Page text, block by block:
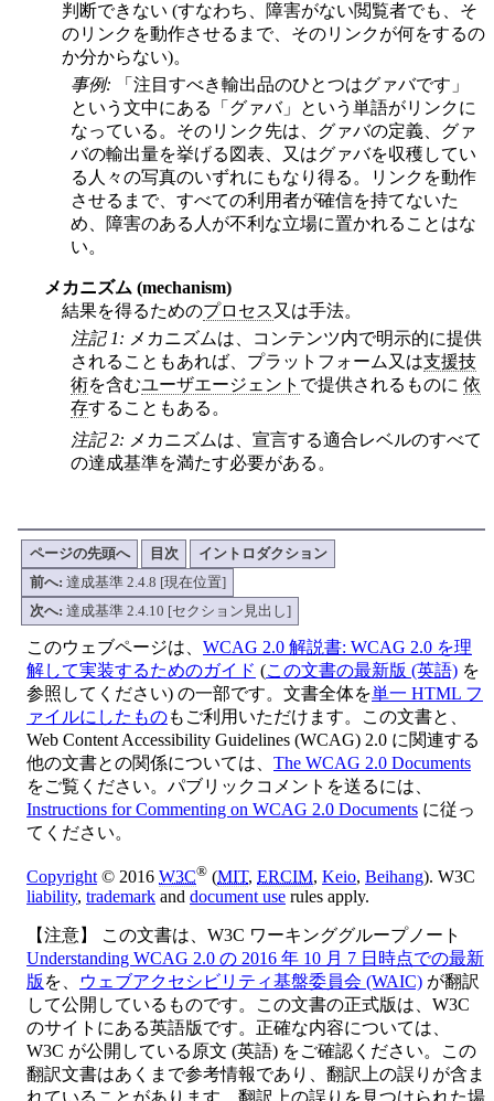
判断できない (すなわち、障害がない閲覧者でも、そ
のリンクを動作させるまで、そのリンクが何をするの
か分からない)。
事例:
「注目すべき輸出品のひとつはグァバです」
という文中にある「グァバ」という単語がリンクに
なっている。そのリンク先は、グァバの定義、グァ
バの輸出量を挙げる図表、又はグァバを収穫してい
る人々の写真のいずれにもなり得る。リンクを動作
させるまで、すべての利用者が確信を持てないた
め、障害のある人が不利な立場に置かれることはな
い。
メカニズム (mechanism)
結果を得るためのプロセス 又は手法。
注記 1: メカニズムは、コンテンツ内で明示的に提供
されることもあれば、プラットフォーム又は支援技
術を含むユーザエージェント で提供されるものに 依
存することもある。
注記 2: メカニズムは、宣言する適合レベルのすべて
の達成基準を満たす必要がある。
ページの先頭へ 目次
イントロダクション
前へ: 達成基準 2.4.8 [現在位置]
次へ: 達成基準 2.4.10 [セクション見出し]
このウェブページは、 WCAG 2.0 解説書: WCAG 2.0 を理
解して実装するためのガイド (この文書の最新版 (英語) を
参照してください) の一部です。文書全体を単一 HTML フ
ァイルにしたものもご利用いただけます。この文書と、
Web Content Accessibility Guidelines (WCAG) 2.0 に関連する
他の文書との関係については、 The WCAG 2.0 Documents
をご覧ください。パブリックコメントを送るには、
Instructions for Commenting on WCAG 2.0 Documents に従っ
てください。
Copyright© 2016 W3C® (MIT, ERCIM, Keio, Beihang). W3C
liability, trademark and document use rules apply.
【注意】 この文書は、W3C ワーキンググループノート
Understanding WCAG 2.0 の 2016 年 10 月 7 日時点での最新
版 を、 ウェブアクセシビリティ基盤委員会 (WAIC) が翻訳
して公開しているものです。この文書の正式版は、W3C
のサイトにある英語版です。正確な内容については、
W3C が公開している原文 (英語) をご確認ください。この
翻訳文書はあくまで参考情報であり、翻訳上の誤りが含ま